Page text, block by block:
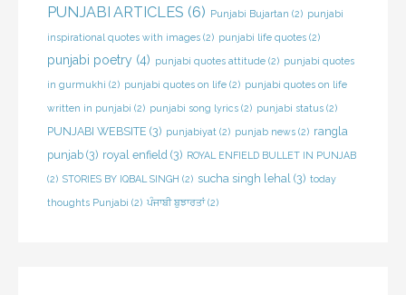
PUNJABI ARTICLES (6) Punjabi Bujartan (2) punjabi
inspirational quotes with images (2) punjabi life quotes (2)
punjabi poetry (4) punjabi quotes attitude (2) punjabi quotes
in gurmukhi (2) punjabi quotes on life (2) punjabi quotes on life
written in punjabi (2) punjabi song lyrics (2) punjabi status (2)
PUNJABI WEBSITE (3) punjabiyat (2) punjab news (2) rangla
punjab (3) royal enfield (3) ROYAL ENFIELD BULLET IN PUNJAB
(2) STORIES BY IQBAL SINGH (2) sucha singh lehal (3) today
thoughts Punjabi (2) ਪੰਜਾਬੀ ਬੁਝਾਰਤਾਂ(2)